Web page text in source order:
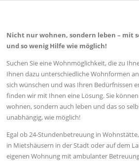
Nicht nur wohnen, sondern leben – mit
und so wenig Hilfe wie möglich!
Suchen Sie eine Wohnmöglichkeit, die zu
Ihnen dazu unterschiedliche Wohnformen
sich wünschen und was Ihren Bedürfnissen
finden wir mit Ihnen eine Lösung. Sie
wohnen, sondern auch leben und das so
unabhängig, wie möglich!
Egal ob 24-Stundenbetreuung in
in Mietshäusern in der Stadt oder auf dem
eigenen Wohnung mit ambulanter